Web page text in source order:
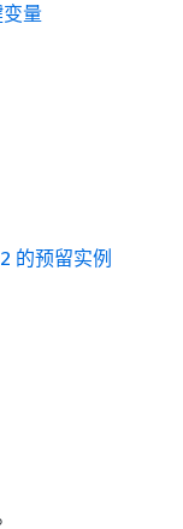
量
的预留实例